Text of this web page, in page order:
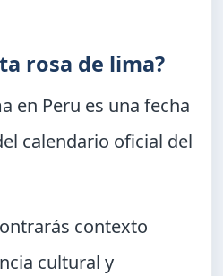
rosa de lima?
en Peru es una fecha
calendario oficial del
contexto
cultural y